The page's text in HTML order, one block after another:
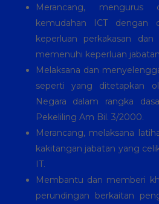
Merancang, mengurus
kemudahan ICT dengan
keperluan perkakasan
memenuhi keperluan
Melaksana dan
seperti yang ditetapkan
Negara dalam rangka
Pekeliling Am Bil. 3/2000.
Merancang, melaksana
kakitangan jabatan yang
IT.
Membantu dan memberi
perundingan berkaitan